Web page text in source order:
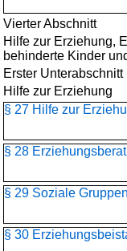
Vierter Abschnitt
Hilfe zur Erziehung,
behinderte Kinder
Erster Unterabschnitt
Hilfe zur Erziehung
§ 27 Hilfe zur
§ 28
§ 29 Soziale
§ 30